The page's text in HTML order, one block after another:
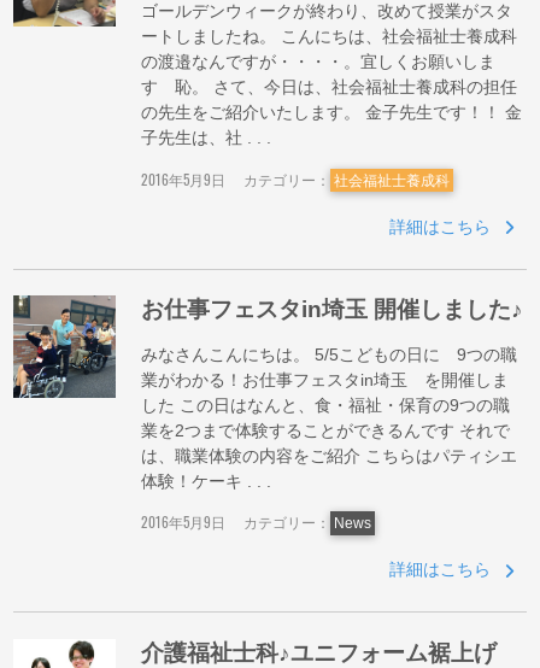
ゴールデンウィークが終わり、改めて授業がスタ
ートしましたね。 こんにちは、社会福祉士養成科
の渡邉なんですが・・・・。宜しくお願いしま
す 恥。 さて、今日は、社会福祉士養成科の担任
の先生をご紹介いたします。 金子先生です！！ 金
子先生は、社 . . .
2016年5月9日 カテゴリー： 社会福祉士養成科
詳細はこちら
お仕事フェスタin埼玉 開催しました♪
みなさんこんにちは。 5/5こどもの日に 9つの職
業がわかる！お仕事フェスタin埼玉 を開催しま
した この日はなんと、食・福祉・保育の9つの職
業を2つまで体験することができるんです それで
は、職業体験の内容をご紹介 こちらはパティシエ
体験！ケーキ . . .
2016年5月9日 カテゴリー： News
詳細はこちら
介護福祉士科♪ユニフォーム裾上げ